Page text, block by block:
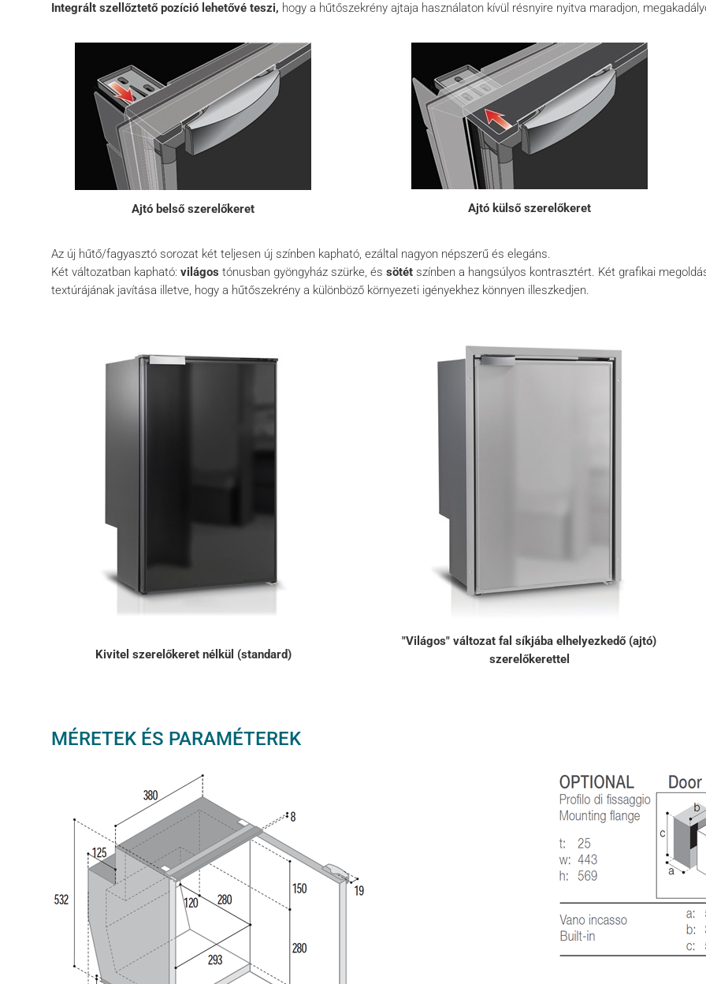
Integrált szellőztető pozíció lehetővé teszi, hogy a hűtőszekrény ajtaja használaton kívül résnyire nyitva maradjon,
Ajtó belső szerelőkeret Ajtó külső szerelőkeret
Az új hűtő/fagyasztó sorozat két teljesen új színben kapható, ezáltal nagyon népszerű és elegáns.
Két változatban kapható: világos tónusban gyöngyház szürke, és sötét színben a hangsúlyos kontrasztért. Két grafikai
textúrájának javítása illetve, hogy a hűtőszekrény a különböző környezeti igényekhez könnyen illeszkedjen.
Kivitel szerelőkeret nélkül (standard)
"Világos" változat fal síkjába elhelyezkedő (ajtó)
szerelőkerettel
MÉRETEK ÉS PARAMÉTEREK